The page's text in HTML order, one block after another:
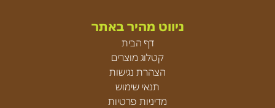
ניווט מהיר באתר
דף הבית
קטלוג מוצרים
הצהרת נגישות
תנאי שימוש
מדיניות פרטיות